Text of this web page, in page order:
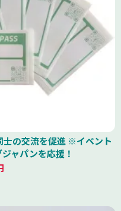
の交流を促進 ※イベント
ャパンを応援！